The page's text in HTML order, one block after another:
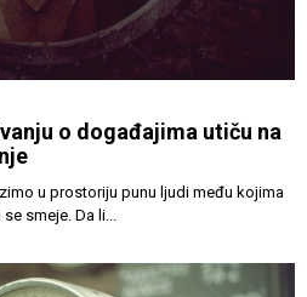
o događajima utiču na
u prostoriju punu ljudi među kojima
smeje. Da li...